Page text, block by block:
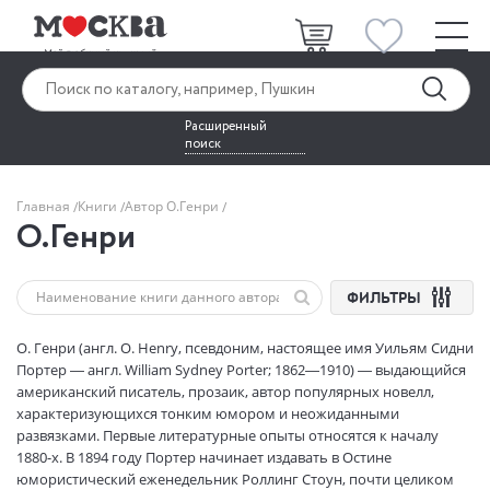
Расширенный
поиск
Главная Книги Автор О.Генри
О.Генри
ФИЛЬТРЫ
О. Генри (англ. O. Henry, псевдоним, настоящее имя Уильям Сидни
Портер — англ. William Sydney Porter; 1862—1910) — выдающийся
американский писатель, прозаик, автор популярных новелл,
характеризующихся тонким юмором и неожиданными
развязками. Первые литературные опыты относятся к началу
1880-х. В 1894 году Портер начинает издавать в Остине
юмористический еженедельник Роллинг Стоун, почти целиком